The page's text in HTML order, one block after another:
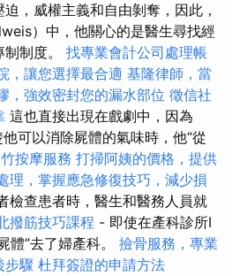
，威權主義和自由剝奪，因此，
）中，他關心的是醫生尋找經
制度。 找專業會計公司處理帳
，讓您選擇最合適 基隆律師，當
，強效密封您的漏水部位 徵信社
這也直接出現在戲劇中，因為
可以消除屍體的氣味時，他“從
按摩服務 打掃阿姨的價格，提供
理，掌握應急修復技巧，減少損
檢查患者時，醫生和醫務人員就
撥筋技巧課程 - 即使在產科診所I
體”去了婦產科。 撿骨服務，專業
步驟 杜拜簽證的申請方法